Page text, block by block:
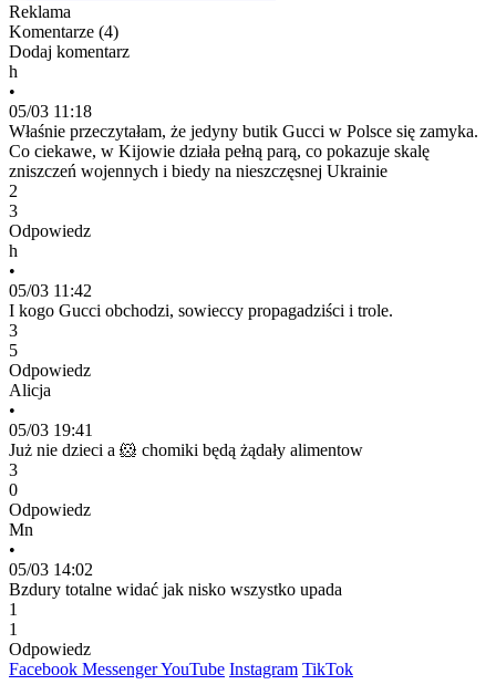
Reklama
Komentarze (4)
Dodaj komentarz
h
•
05/03 11:18
Właśnie przeczytałam, że jedyny butik Gucci w Polsce się zamyka.
Co ciekawe, w Kijowie działa pełną parą, co pokazuje skalę
zniszczeń wojennych i biedy na nieszczęsnej Ukrainie
2
3
Odpowiedz
h
•
05/03 11:42
I kogo Gucci obchodzi, sowieccy propagadziści i trole.
3
5
Odpowiedz
Alicja
•
05/03 19:41
Już nie dzieci a 🐹 chomiki będą żądały alimentow
3
0
Odpowiedz
Mn
•
05/03 14:02
Bzdury totalne widać jak nisko wszystko upada
1
1
Odpowiedz
Facebook MessengerYouTube Instagram TikTok